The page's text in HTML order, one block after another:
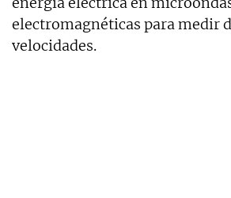
electromagnéticas para medir
velocidades.